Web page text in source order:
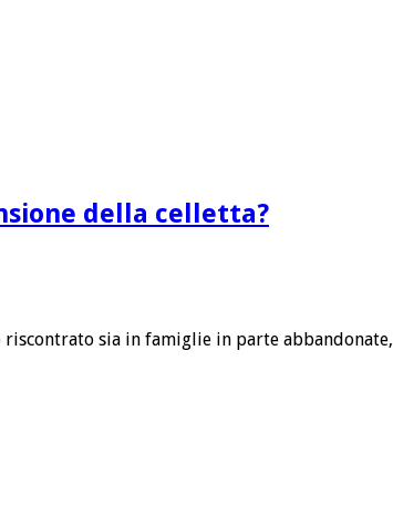
della celletta?
riscontrato sia in famiglie in parte